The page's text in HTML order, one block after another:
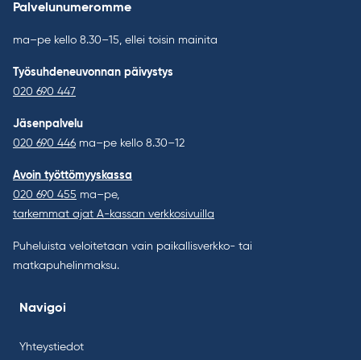
Palvelunumeromme
ma–pe kello 8.30–15, ellei toisin mainita
Työsuhdeneuvonnan päivystys
020 690 447
Jäsenpalvelu
020 690 446 ma–pe kello 8.30–12
Avoin työttömyyskassa
020 690 455 ma–pe,
tarkemmat ajat A-kassan verkkosivuilla
Puheluista veloitetaan vain paikallisverkko- tai
matkapuhelinmaksu.
Navigoi
Yhteystiedot